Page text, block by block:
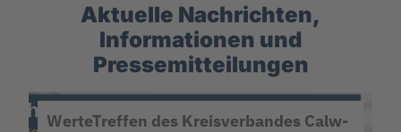
Aktuelle Nachrichten,
Informationen und
Pressemitteilungen
WerteTreffen des Kreisverbandes Calw-